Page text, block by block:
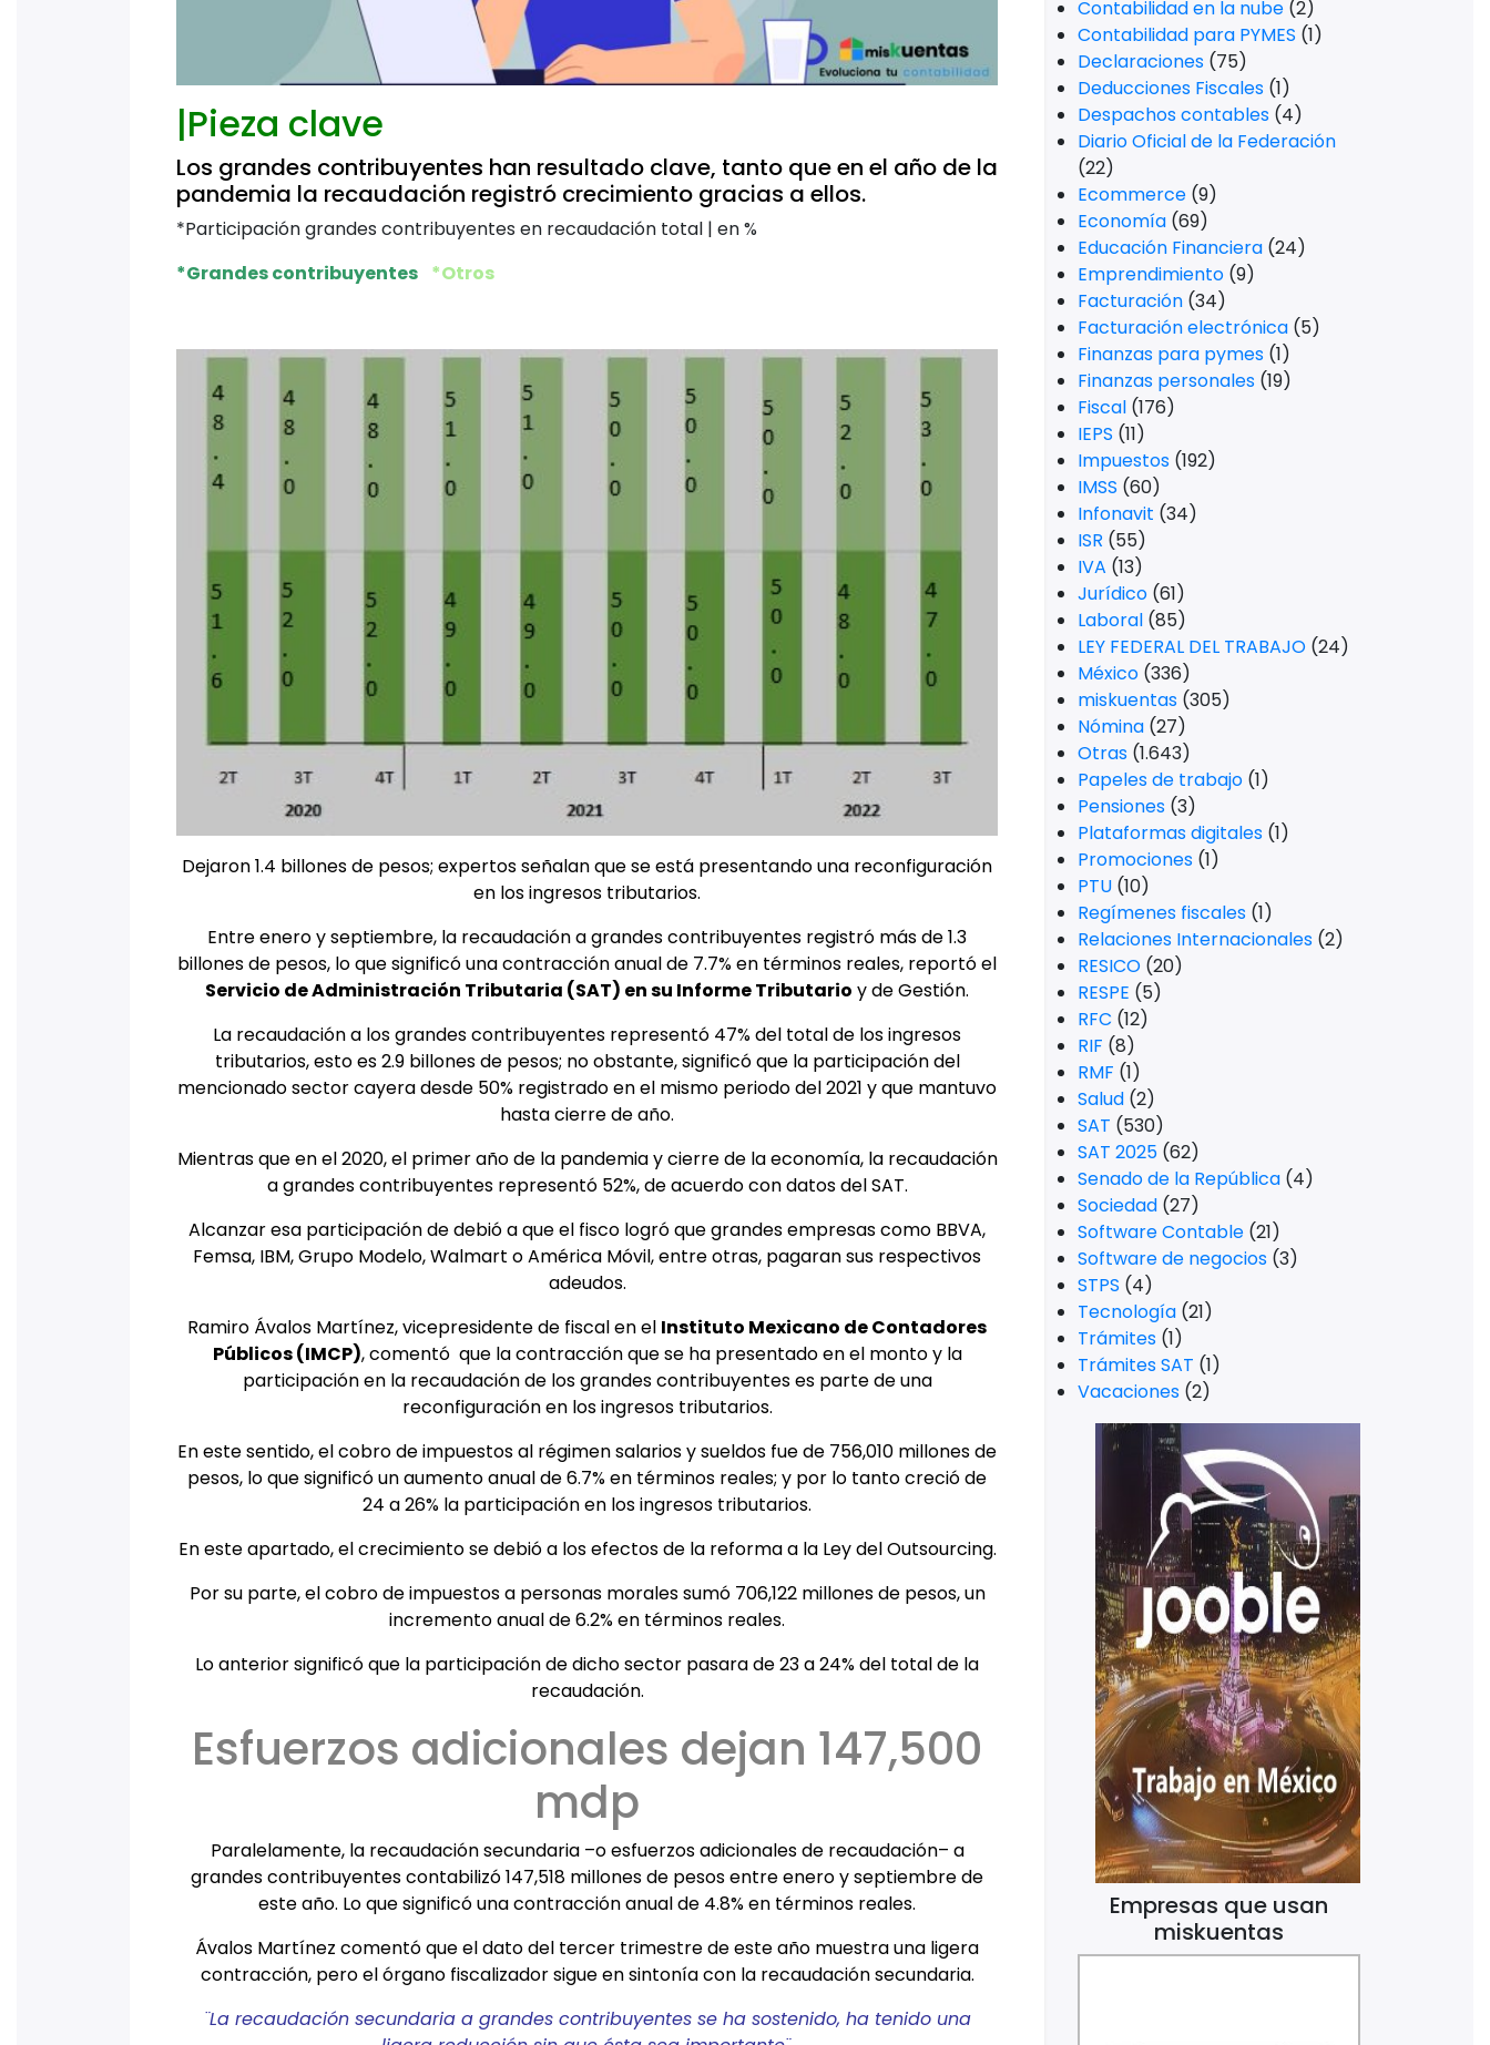
|Pieza clave
Los grandes contribuyentes han resultado clave, tanto que en el año de la
pandemia la recaudación registró crecimiento gracias a ellos.
*Participación grandes contribuyentes en recaudación total | en %
*Grandes contribuyentes *Otros
Dejaron 1.4 billones de pesos; expertos señalan que se está presentando una reconfiguración
en los ingresos tributarios.
Entre enero y septiembre, la recaudación a grandes contribuyentes registró más de 1.3
billones de pesos, lo que significó una contracción anual de 7.7% en términos reales, reportó el
Servicio de Administración Tributaria (SAT) en su Informe Tributario y de Gestión.
La recaudación a los grandes contribuyentes representó 47% del total de los ingresos
tributarios, esto es 2.9 billones de pesos; no obstante, significó que la participación del
mencionado sector cayera desde 50% registrado en el mismo periodo del 2021 y que mantuvo
hasta cierre de año.
Mientras que en el 2020, el primer año de la pandemia y cierre de la economía, la recaudación
a grandes contribuyentes representó 52%, de acuerdo con datos del SAT.
Alcanzar esa participación de debió a que el fisco logró que grandes empresas como BBVA,
Femsa, IBM, Grupo Modelo, Walmart o América Móvil, entre otras, pagaran sus respectivos
adeudos.
Ramiro Ávalos Martínez, vicepresidente de fiscal en el Instituto Mexicano de Contadores
Públicos (IMCP), comentó que la contracción que se ha presentado en el monto y la
participación en la recaudación de los grandes contribuyentes es parte de una
reconfiguración en los ingresos tributarios.
En este sentido, el cobro de impuestos al régimen salarios y sueldos fue de 756,010 millones de
pesos, lo que significó un aumento anual de 6.7% en términos reales; y por lo tanto creció de
24 a 26% la participación en los ingresos tributarios.
En este apartado, el crecimiento se debió a los efectos de la reforma a la Ley del Outsourcing.
Por su parte, el cobro de impuestos a personas morales sumó 706,122 millones de pesos, un
incremento anual de 6.2% en términos reales.
Lo anterior significó que la participación de dicho sector pasara de 23 a 24% del total de la
recaudación.
Esfuerzos adicionales dejan 147,500
mdp
Paralelamente, la recaudación secundaria –o esfuerzos adicionales de recaudación– a
grandes contribuyentes contabilizó 147,518 millones de pesos entre enero y septiembre de
este año. Lo que significó una contracción anual de 4.8% en términos reales.
Ávalos Martínez comentó que el dato del tercer trimestre de este año muestra una ligera
contracción, pero el órgano fiscalizador sigue en sintonía con la recaudación secundaria.
¨La recaudación secundaria a grandes contribuyentes se ha sostenido, ha tenido una
Contabilidad en la nube (2)
Contabilidad para PYMES (1)
Declaraciones (75)
Deducciones Fiscales (1)
Despachos contables (4)
Diario Oficial de la Federación
(22)
Ecommerce (9)
Economía (69)
Educación Financiera (24)
Emprendimiento (9)
Facturación (34)
Facturación electrónica (5)
Finanzas para pymes (1)
Finanzas personales (19)
Fiscal (176)
IEPS (11)
Impuestos (192)
IMSS (60)
Infonavit (34)
ISR (55)
IVA (13)
Jurídico (61)
Laboral (85)
LEY FEDERAL DEL TRABAJO (24)
México (336)
miskuentas (305)
Nómina (27)
Otras (1.643)
Papeles de trabajo (1)
Pensiones (3)
Plataformas digitales (1)
Promociones (1)
PTU (10)
Regímenes fiscales (1)
Relaciones Internacionales (2)
RESICO (20)
RESPE (5)
RFC (12)
RIF (8)
RMF (1)
Salud (2)
SAT (530)
SAT 2025 (62)
Senado de la República (4)
Sociedad (27)
Software Contable (21)
Software de negocios (3)
STPS (4)
Tecnología (21)
Trámites (1)
Trámites SAT (1)
Vacaciones (2)
Empresas que usan
miskuentas